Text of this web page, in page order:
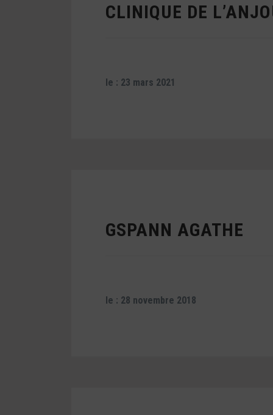
CLINIQUE DE
le : 23 mars 2021
GSPANN AGATHE
le : 28 novembre 2018